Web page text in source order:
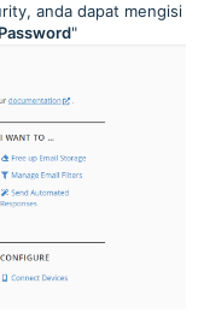
anda dapat mengisi
"